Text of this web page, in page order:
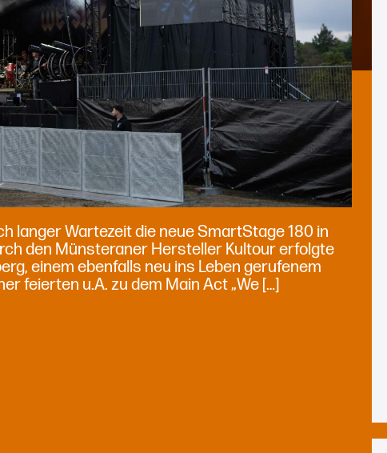
langer Wartezeit die neue SmartStage 180 in
den Münsteraner Hersteller Kultour erfolgte
einem ebenfalls neu ins Leben gerufenem
feierten u.A. zu dem Main Act „We […]